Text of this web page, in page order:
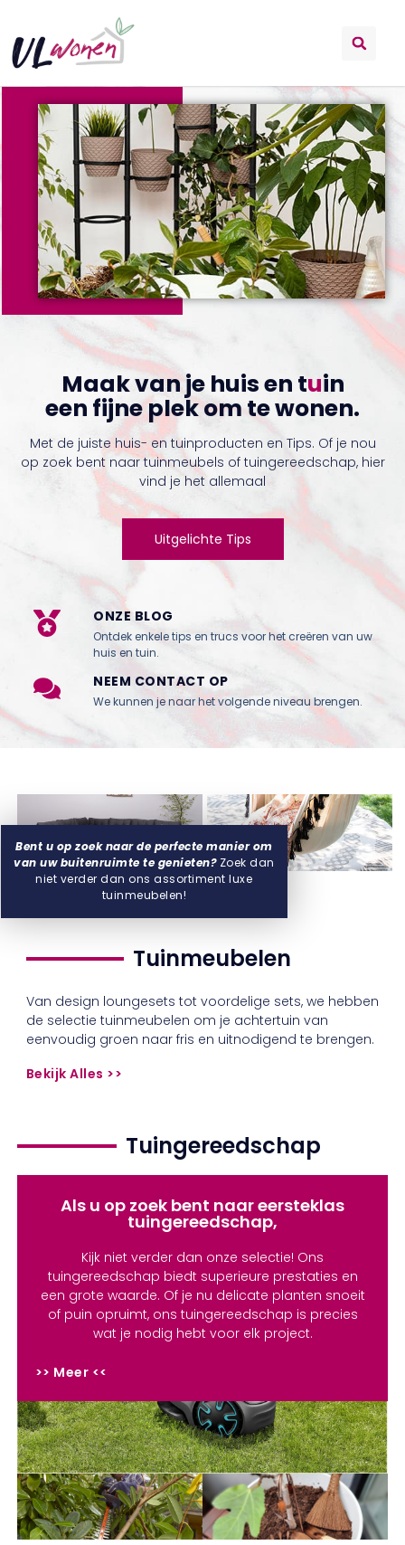
Maak van je huis en tuin
een fijne plek om te wonen.
Met de juiste huis- en tuinproducten en Tips. Of je nou
op zoek bent naar tuinmeubels of tuingereedschap, hier
vind je het allemaal
Uitgelichte Tips
ONZE BLOG
Ontdek enkele tips en trucs voor het creëren van uw
huis en tuin.
NEEM CONTACT OP
We kunnen je naar het volgende niveau brengen.
Loungesets
Tuinmeubelen
Van design loungesets tot voordelige sets, we hebben
de selectie tuinmeubelen om je achtertuin van
eenvoudig groen naar fris en uitnodigend te brengen.
Bent u op zoek naar de perfecte manier om
van uw buitenruimte te genieten?Zoek dan
niet verder dan ons assortiment luxe
tuinmeubelen!
Bekijk Alles >>
Tuingereedschap
Als u op zoek bent naar eersteklas
tuingereedschap,
Kijk niet verder dan onze selectie! Ons
tuingereedschap biedt superieure prestaties en
een grote waarde. Of je nu delicate planten snoeit
of puin opruimt, ons tuingereedschap is precies
wat je nodig hebt voor elk project.
>> Meer <<
Snoeigereedschap